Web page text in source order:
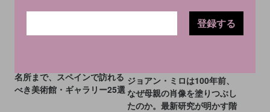
名所まで、スペインで訪れる
べき美術館・ギャラリー25選
ジョアン・ミロは100年前、
なぜ母親の肖像を塗りつぶし
たのか。最新研究が明かす階
登録する